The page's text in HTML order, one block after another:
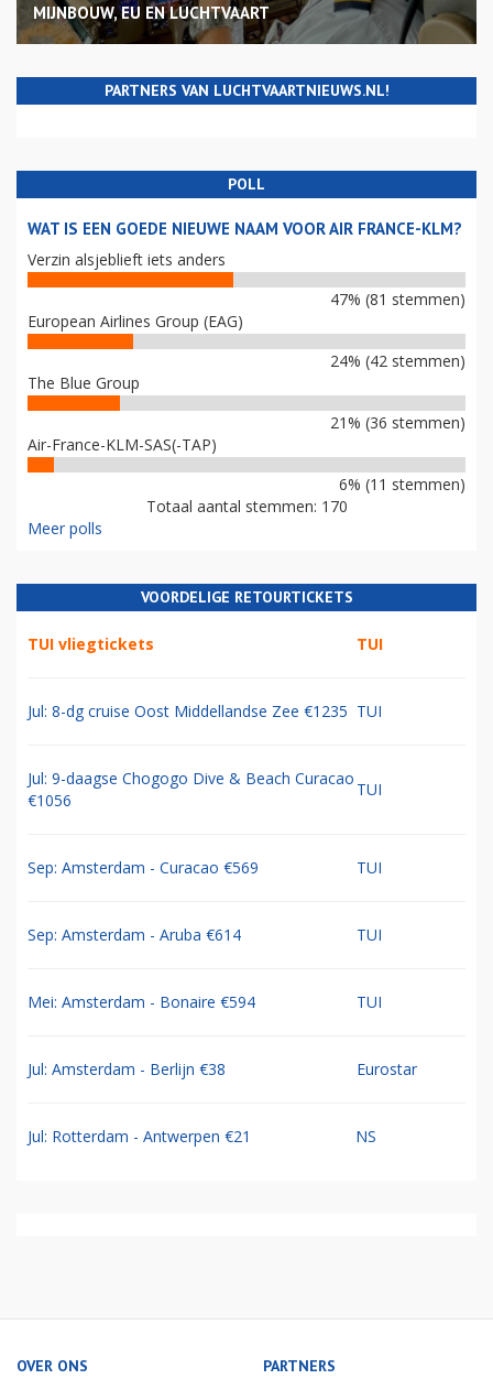
MIJNBOUW, EU EN LUCHTVAART
PARTNERS VAN LUCHTVAARTNIEUWS.NL!
POLL
WAT IS EEN GOEDE NIEUWE NAAM VOOR AIR FRANCE-KLM?
Verzin alsjeblieft iets anders
47% (81 stemmen)
European Airlines Group (EAG)
24% (42 stemmen)
The Blue Group
21% (36 stemmen)
Air-France-KLM-SAS(-TAP)
6% (11 stemmen)
Totaal aantal stemmen: 170
Meer polls
VOORDELIGE RETOURTICKETS
TUI vliegtickets TUI
Jul: 8-dg cruise Oost Middellandse Zee €1235 TUI
Jul: 9-daagse Chogogo Dive & Beach Curacao
€1056
TUI
Sep: Amsterdam - Curacao €569 TUI
Sep: Amsterdam - Aruba €614 TUI
Mei: Amsterdam - Bonaire €594 TUI
Jul: Amsterdam - Berlijn €38 Eurostar
Jul: Rotterdam - Antwerpen €21 NS
OVER ONS PARTNERS